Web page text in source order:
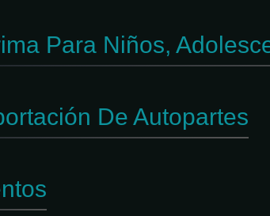
Para Niños,
De Autopartes